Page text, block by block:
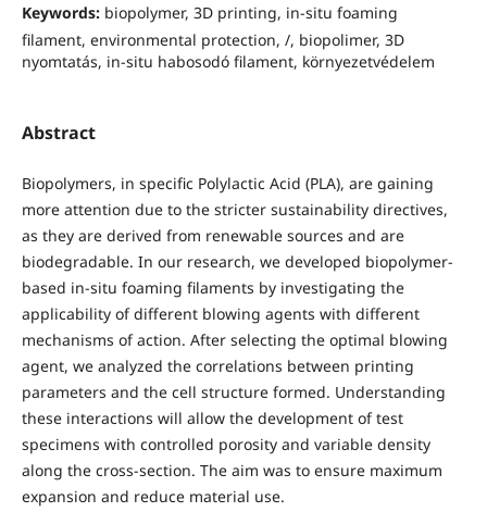
Keywords: biopolymer, 3D printing, in-situ foaming
filament, environmental protection, /, biopolimer, 3D
nyomtatás, in-situ habosodó filament, környezetvédelem
Abstract
Biopolymers, in specific Polylactic Acid (PLA), are gaining
more attention due to the stricter sustainability directives,
as they are derived from renewable sources and are
biodegradable. In our research, we developed biopolymer-
based in-situ foaming filaments by investigating the
applicability of different blowing agents with different
mechanisms of action. After selecting the optimal blowing
agent, we analyzed the correlations between printing
parameters and the cell structure formed. Understanding
these interactions will allow the development of test
specimens with controlled porosity and variable density
along the cross-section. The aim was to ensure maximum
expansion and reduce material use.